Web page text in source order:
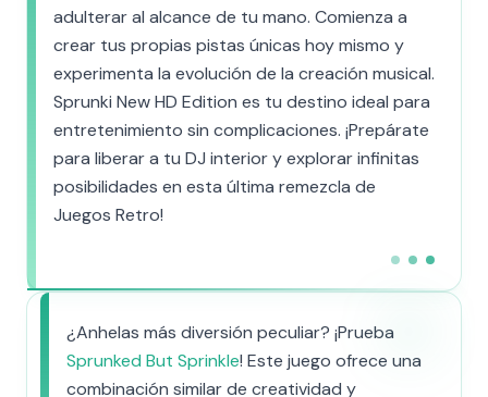
adulterar al alcance de tu mano. Comienza a
crear tus propias pistas únicas hoy mismo y
experimenta la evolución de la creación musical.
Sprunki New HD Edition es tu destino ideal para
entretenimiento sin complicaciones. ¡Prepárate
para liberar a tu DJ interior y explorar infinitas
posibilidades en esta última remezcla de
Juegos Retro!
¿Anhelas más diversión peculiar? ¡Prueba
Sprunked But Sprinkle! Este juego ofrece una
combinación similar de creatividad y